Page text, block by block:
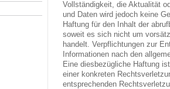
Vollständigkeit, die Aktualität
und Daten wird jedoch keine
Haftung für den Inhalt der
soweit es sich nicht um
handelt. Verpflichtungen zur
Informationen nach den
Eine diesbezügliche Haftung
einer konkreten
entsprechenden